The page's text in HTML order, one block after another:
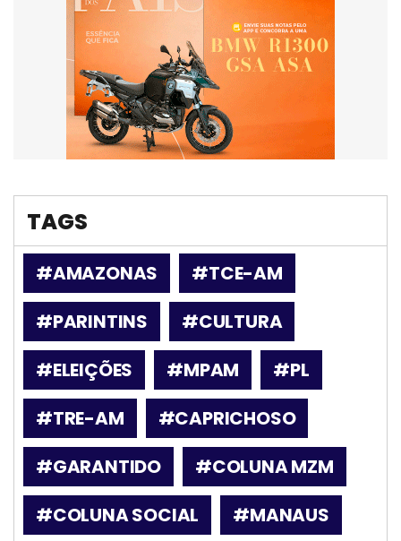
TAGS
#AMAZONAS
#TCE-AM
#PARINTINS
#CULTURA
#ELEIÇÕES
#MPAM
#PL
#TRE-AM
#CAPRICHOSO
#GARANTIDO
#COLUNA MZM
#COLUNA SOCIAL
#MANAUS